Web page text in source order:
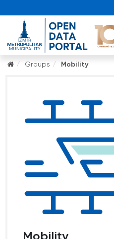
Groups Mobility
Mobility